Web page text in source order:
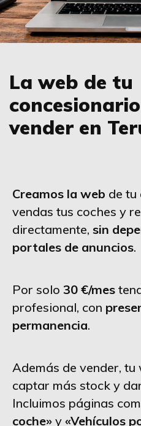
La web de tu
vender en
Creamos la web de tu
vendas tus coches y
directamente, sin
portales de anuncios.
Por solo 30 €/mes
profesional, con
permanencia.
Además de vender,
captar más stock y
Incluimos páginas
coche» y «Vehículos